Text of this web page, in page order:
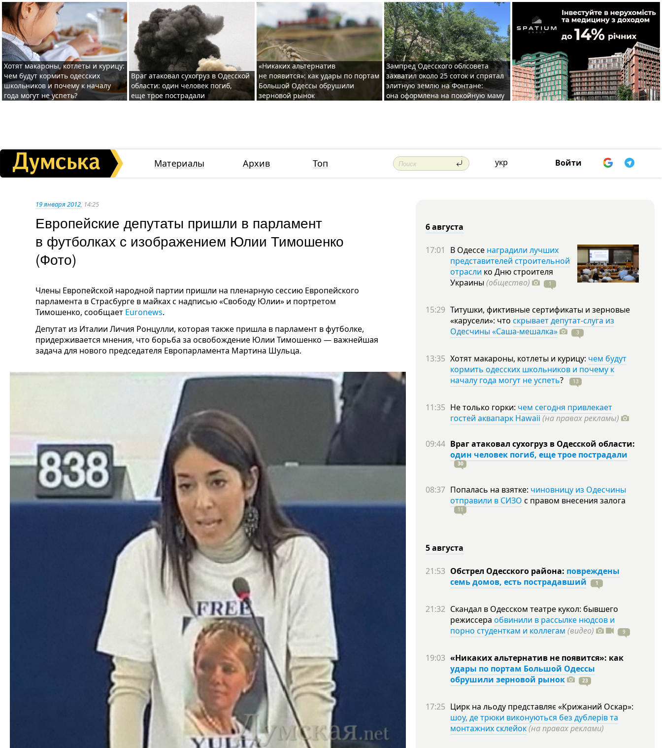
Хотят макароны, котлеты и курицу:
чем будут кормить одесских
школьников и почему к началу
года могут не успеть?
Враг атаковал сухогруз в Одесской
области: один человек погиб,
еще трое пострадали
«Никаких альтернатив
не появится»: как удары по портам
Большой Одессы обрушили
зерновой рынок
Зампред Одесского облсовета
захватил около 25 соток и спрятал
элитную землю на Фонтане:
она оформлена на покойную маму
Материалы Архив Топ укр Войти
19 января 2012, 14:25
Европейские депутаты пришли в парламент
в футболках с изображением Юлии Тимошенко
(Фото)
Члены Европейской народной партии пришли на пленарную сессию Европейского
парламента в Страсбурге в майках с надписью «Свободу Юлии» и портретом
Тимошенко, сообщает Euronews.
Депутат из Италии Личия Ронцулли, которая также пришла в парламент в футболке,
придерживается мнения, что борьба за освобождение Юлии Тимошенко — важнейшая
задача для нового председателя Европарламента Мартина Шульца.
6 августа
17:01 В Одессе наградили лучших
представителей строительной
отрасли ко Дню строителя
Украины (общество) 1
15:29 Титушки, фиктивные сертификаты и зерновые
«карусели»: что скрывает депутат-слуга из
Одесчины «Саша-мешалка»
3
13:35 Хотят макароны, котлеты и курицу: чем будут
кормить одесских школьников и почему к
началу года могут не успеть? 13
11:35 Не только горки: чем сегодня привлекает
гостей аквапарк Hawaii (на правах рекламы)
09:44 Враг атаковал сухогруз в Одесской области:
один человек погиб, еще трое пострадали
30
08:37 Попалась на взятке: чиновницу из Одесчины
отправили в СИЗО с правом внесения залога
11
5 августа
21:53 Обстрел Одесского района: повреждены
семь домов, есть пострадавший
1
21:32 Скандал в Одесском театре кукол: бывшего
режиссера обвинили в рассылке нюдсов и
порно студенткам и коллегам (видео) 9
19:03 «Никаких альтернатив не появится»: как
удары по портам Большой Одессы
обрушили зерновой рынок
23
17:25 Цирк на льоду представляє «Крижаний Оскар»:
шоу, де трюки виконуються без дублерів та
монтажних склейок(на правах реклами)